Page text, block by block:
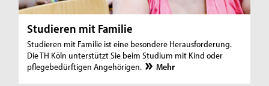
Studieren mit Familie
Studieren mit Familie ist eine besondere Herausforderung.
Die TH Köln unterstützt Sie beim Studium mit Kind oder
pflegebedürftigen Angehörigen.
Mehr